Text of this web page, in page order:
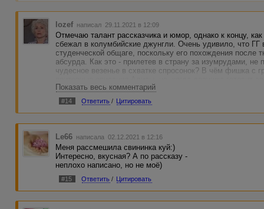
У меня претензия к университету - поставшику
Ну и это... Кого хоть в гостинице пришили?
Iozef написал 29.11.2021 в 12:09
Отмечаю талант рассказчика и юмор, однако к концу,
сбежал в колумбийские джунгли. Очень удивило, что ГГ
студенческой общаге, поскольку его похождения
абсурда. Как это - прилетев в страну за изумрудами, не
чудесное везенье в схватке спросонок? В чём фишка
смотрятся более-менее в кассу - "ангел" вдруг
конкретикой ещё надо поработать. На данном этапе
Показать весь комментарий
#14 Ответить / Цитировать
Le66 написала 02.12.2021 в 12:16
Меня рассмешила свининка куй:)
Интересно, вкусная? А по рассказу -
неплохо написано, но не моё)
#15 Ответить / Цитировать